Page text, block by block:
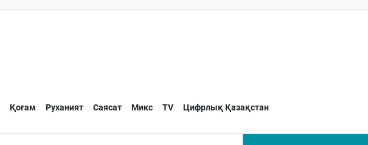
Қоғам Руханият Саясат Микс TV Цифрлық Қазақстан